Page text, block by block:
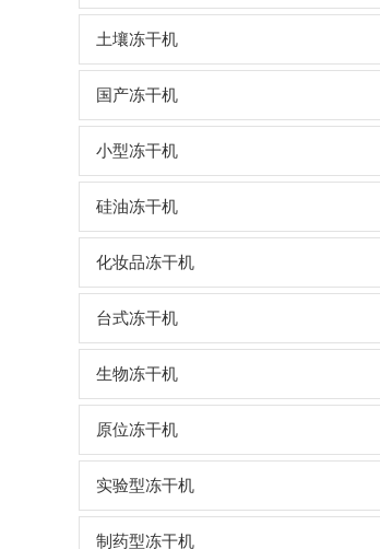
土壤冻干机
国产冻干机
小型冻干机
硅油冻干机
化妆品冻干机
台式冻干机
生物冻干机
原位冻干机
实验型冻干机
制药型冻干机